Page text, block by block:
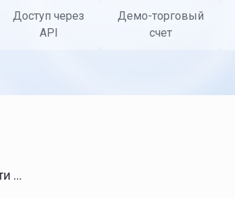
Доступ через
API
Демо-торговый
счет